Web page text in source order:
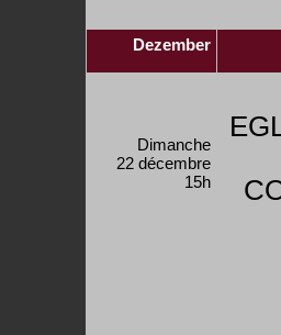
Dezember
Dimanche
22 décembre
15h